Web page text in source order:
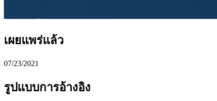
เผยแพร่แล้ว
07/23/2021
รูปแบบการอ้างอิง